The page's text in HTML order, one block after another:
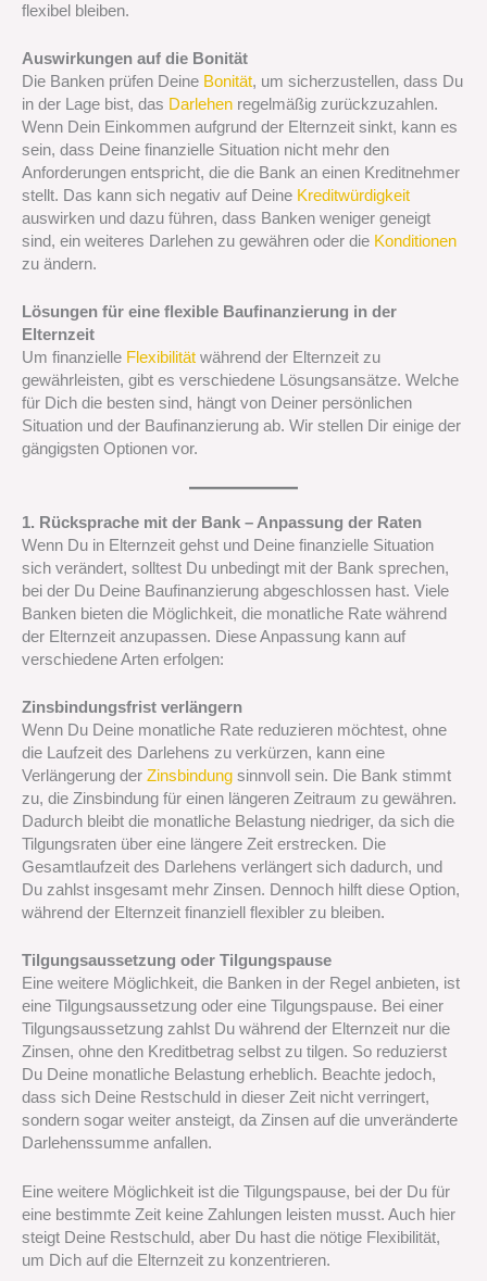
flexibel bleiben.
Auswirkungen auf die Bonität
Die Banken prüfen Deine Bonität, um sicherzustellen, dass Du
in der Lage bist, das Darlehen regelmäßig zurückzuzahlen.
Wenn Dein Einkommen aufgrund der Elternzeit sinkt, kann es
sein, dass Deine finanzielle Situation nicht mehr den
Anforderungen entspricht, die die Bank an einen Kreditnehmer
stellt. Das kann sich negativ auf Deine Kreditwürdigkeit
auswirken und dazu führen, dass Banken weniger geneigt
sind, ein weiteres Darlehen zu gewähren oder die Konditionen
zu ändern.
Lösungen für eine flexible Baufinanzierung in der
Elternzeit
Um finanzielle Flexibilität während der Elternzeit zu
gewährleisten, gibt es verschiedene Lösungsansätze. Welche
für Dich die besten sind, hängt von Deiner persönlichen
Situation und der Baufinanzierung ab. Wir stellen Dir einige der
gängigsten Optionen vor.
1. Rücksprache mit der Bank – Anpassung der Raten
Wenn Du in Elternzeit gehst und Deine finanzielle Situation
sich verändert, solltest Du unbedingt mit der Bank sprechen,
bei der Du Deine Baufinanzierung abgeschlossen hast. Viele
Banken bieten die Möglichkeit, die monatliche Rate während
der Elternzeit anzupassen. Diese Anpassung kann auf
verschiedene Arten erfolgen:
Zinsbindungsfrist verlängern
Wenn Du Deine monatliche Rate reduzieren möchtest, ohne
die Laufzeit des Darlehens zu verkürzen, kann eine
Verlängerung der Zinsbindung sinnvoll sein. Die Bank stimmt
zu, die Zinsbindung für einen längeren Zeitraum zu gewähren.
Dadurch bleibt die monatliche Belastung niedriger, da sich die
Tilgungsraten über eine längere Zeit erstrecken. Die
Gesamtlaufzeit des Darlehens verlängert sich dadurch, und
Du zahlst insgesamt mehr Zinsen. Dennoch hilft diese Option,
während der Elternzeit finanziell flexibler zu bleiben.
Tilgungsaussetzung oder Tilgungspause
Eine weitere Möglichkeit, die Banken in der Regel anbieten, ist
eine Tilgungsaussetzung oder eine Tilgungspause. Bei einer
Tilgungsaussetzung zahlst Du während der Elternzeit nur die
Zinsen, ohne den Kreditbetrag selbst zu tilgen. So reduzierst
Du Deine monatliche Belastung erheblich. Beachte jedoch,
dass sich Deine Restschuld in dieser Zeit nicht verringert,
sondern sogar weiter ansteigt, da Zinsen auf die unveränderte
Darlehenssumme anfallen.
Eine weitere Möglichkeit ist die Tilgungspause, bei der Du für
eine bestimmte Zeit keine Zahlungen leisten musst. Auch hier
steigt Deine Restschuld, aber Du hast die nötige Flexibilität,
um Dich auf die Elternzeit zu konzentrieren.